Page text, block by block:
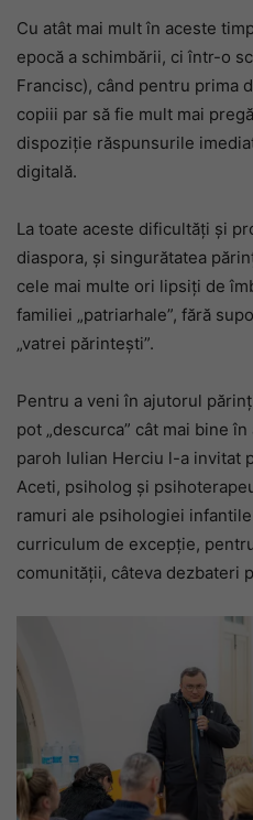
Cu atât mai mult în aceste
epocă a schimbării, ci într-o
Francisc), când pentru prima
copiii par să fie mult mai
dispoziție răspunsurile
digitală.
La toate aceste dificultăți și
diaspora, și singurătatea
cele mai multe ori lipsiți de
familiei „patriarhale”, fără
„vatrei părintești”.
Pentru a veni în ajutorul
pot „descurca” cât mai bine
paroh Iulian Herciu l-a invitat
Aceti, psiholog și
ramuri ale psihologiei
curriculum de excepție,
comunității, câteva dezbateri